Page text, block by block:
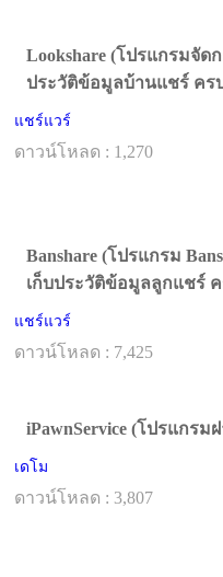
Lookshare (โปรแกรมจั
ประวัติข้อมูลบ้านแชร์ คร
แชร์แวร์
ดาวน์โหลด : 1,270
Banshare (โปรแกรม
เก็บประวัติข้อมูลลูกแชร์ ค
แชร์แวร์
ดาวน์โหลด : 7,425
iPawnService (โปรแกร
เดโม
ดาวน์โหลด : 3,807